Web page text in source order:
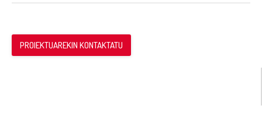
PROIEKTUAREKIN KONTAKTATU